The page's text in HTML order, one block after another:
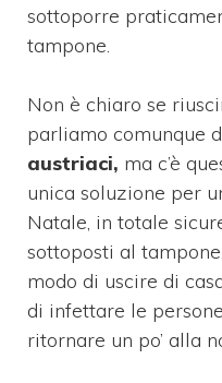
sottoporre
tampone.
Non è chiaro se
parliamo comunque
austriaci, ma c’è
unica soluzione per
Natale, in totale
sottoposti al
modo di uscire di
di infettare le
ritornare un po’ alla